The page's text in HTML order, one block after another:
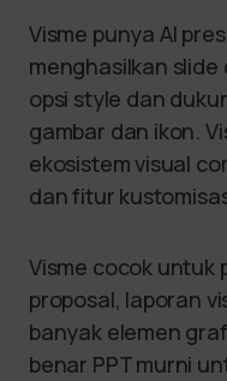
Visme punya AI
menghasilkan
opsi style dan
gambar dan ikon.
ekosistem visual
dan fitur
Visme cocok untuk
proposal, laporan
banyak elemen
benar PPT murni